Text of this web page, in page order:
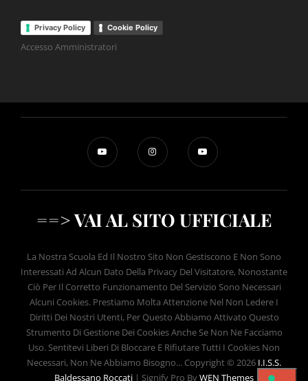
Privacy Policy Cookie Policy
Accesso Amministratori
==> VAI AL SITO UFFICIALE
La Nostra Scuola Ed Il Nostro Sito Non Gestiscono E Non Sono
Interessati Ad Alcun Dato Della Privacy Del Visitatore, Nonostante
Ciò Per Il Corretto Funzionamento Del Servizio Sono Necessari
Alcuni Cookies. Prestiamo Molta Attenzione Nel Non Ledere I
Diritti Dei Nostri Utenti, Per Questo Abbiamo Attivato Questo
Strumento Di Gestione Dei Cookies Anche Se Non Ne Facciamo
Uso. Sentitevi Liberi Di Bloccare E Rifiutare Tutti I Cookies Non
Necessari, Non Ne Abbiamo Bisogno... Copyright © 2026 I.I.S.S.
Baldessano Roccati | Signify Pro ByWEN Themes